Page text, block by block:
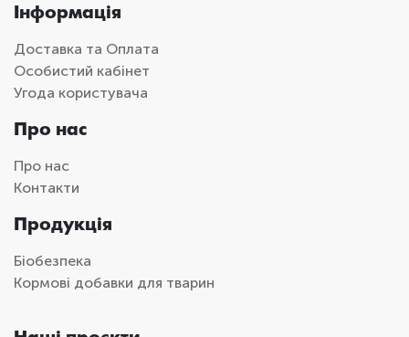
Інформація
Доставка та Оплата
Особистий кабінет
Угода користувача
Про нас
Про нас
Контакти
Продукція
Біобезпека
Кормові добавки для тварин